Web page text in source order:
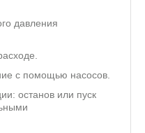
давления
с помощью насосов.
останов или пуск